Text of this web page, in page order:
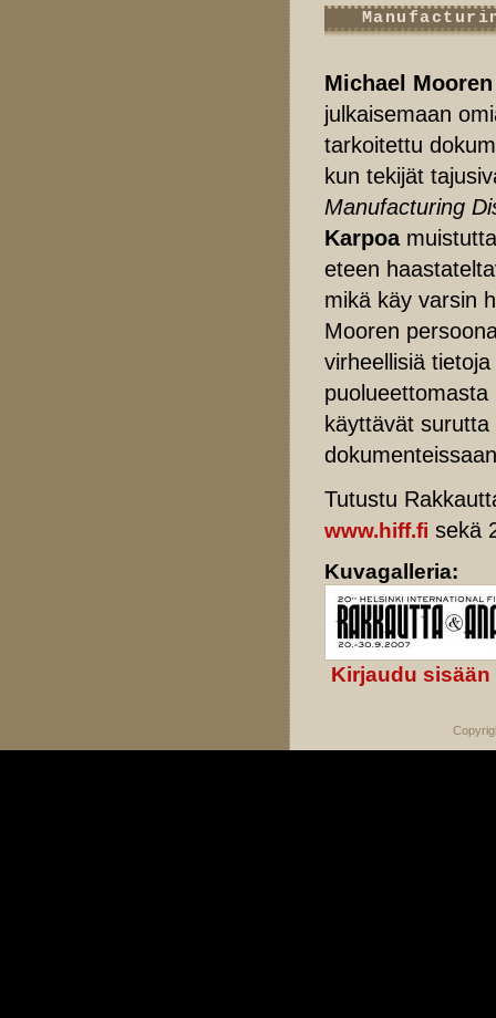
Michael Mooren
julkaisemaan
tarkoitettu
kun tekijät
Manufacturing
Karpoa
eteen
mikä käy varsin
Mooren
virheellisiä
käyttävät
Tutustu
www.hiff.fi sekä
Kuvagalleria:
Kirjaudu sisään